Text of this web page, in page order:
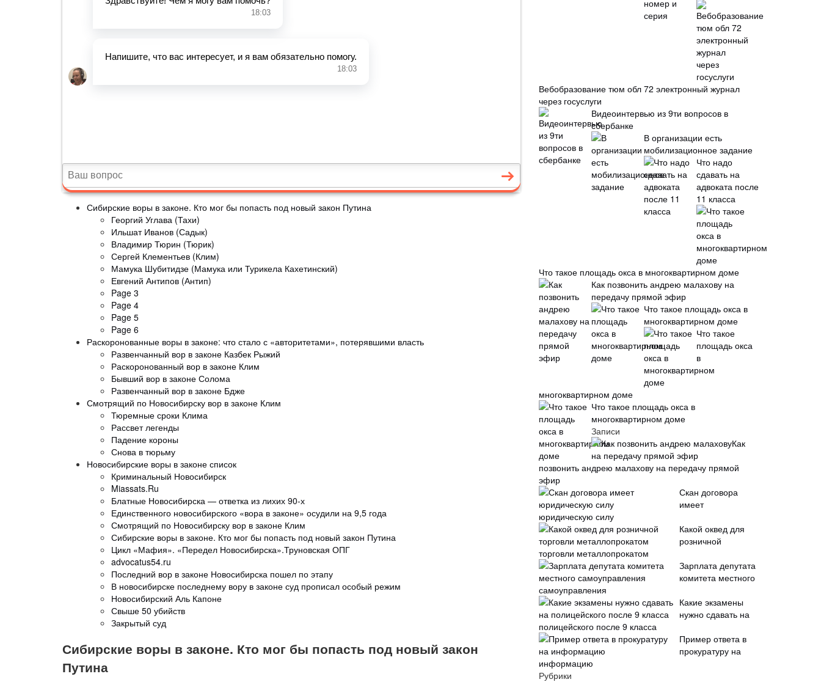
Сибирские воры в законе. Кто мог бы попасть под новый закон Путина
Георгий Углава (Тахи)
Ильшат Иванов (Садык)
Владимир Тюрин (Тюрик)
Сергей Клементьев (Клим)
Мамука Шубитидзе (Мамука или Турикела Кахетинский)
Евгений Антипов (Антип)
Page 3
Page 4
Page 5
Page 6
Раскоронованные воры в законе: что стало с «авторитетами», потерявшими власть
Развенчанный вор в законе Казбек Рыжий
Раскоронованный вор в законе Клим
Бывший вор в законе Солома
Развенчанный вор в законе Бдже
Смотрящий по Новосибирску вор в законе Клим
Тюремные сроки Клима
Рассвет легенды
Падение короны
Снова в тюрьму
Новосибирские воры в законе список
Криминальный Новосибирск
Miassats.Ru
Блатные Новосибирска — ответка из лихих 90-х
Единственного новосибирского «вора в законе» осудили на 9,5 года
Смотрящий по Новосибирску вор в законе Клим
Сибирские воры в законе. Кто мог бы попасть под новый закон Путина
Цикл «Мафия». «Передел Новосибирска».Труновская ОПГ
advocatus54.ru
Последний вор в законе Новосибирска пошел по этапу
В новосибирске последнему вору в законе суд прописал особый режим
Новосибирский Аль Капоне
Свыше 50 убийств
Закрытый суд
Сибирские воры в законе. Кто мог бы попасть под новый закон
Путина
Вебобразование тюм обл 72 электронный журнал
через госуслуги
Видеоинтервью из 9ти вопросов в
сбербанке
В организации есть
мобилизационное задание
Что надо
сдавать на
адвоката после
11 класса
Что такое площадь окса в многоквартирном доме
Как позвонить андрею малахову на
передачу прямой эфир
Что такое площадь окса в
многоквартирном доме
Что такое
площадь окса
в
многоквартирном доме
Что такое площадь окса в
многоквартирном доме
Записи
Как
позвонить андрею малахову на передачу прямой
эфир
Скан договора
имеет
юридическую силу
Какой оквед для
розничной
торговли металлопрокатом
Зарплата депутата
комитета местного
самоуправления
Какие экзамены
нужно сдавать на
полицейского после 9 класса
Пример ответа в
прокуратуру на
информацию
Рубрики